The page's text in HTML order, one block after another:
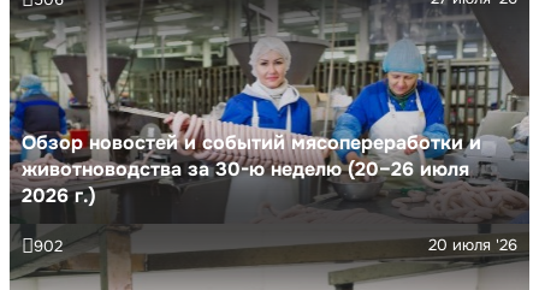
Обзор новостей и событий мясопереработки и
животноводства за 30-ю неделю (20–26 июля
2026 г.)
20 июля '26
902